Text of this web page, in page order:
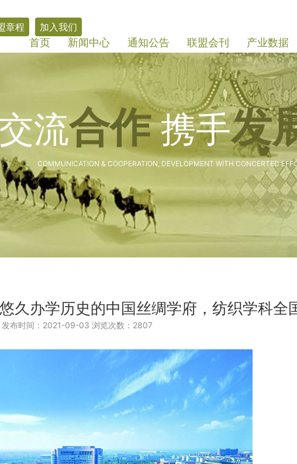
章程 加入我们
首页 新闻中心 通知公告 联盟会刊 产业数据
交流合作携手发
COMMUNICATION & COOPERATION, DEVELOPMENT WITH CONCERTED
久办学历史的中国丝绸学府，纺织学科全
发布时间：2021-09-03 浏览次数：2807